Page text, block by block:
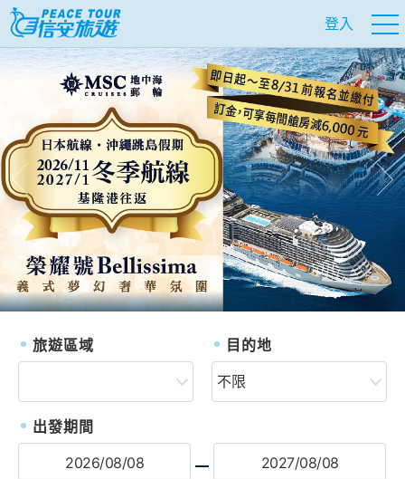
登入
往前 往
旅遊區域 目的地
出發期間